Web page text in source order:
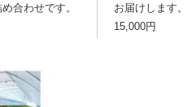
合わせです。
お届けします。
15,000円